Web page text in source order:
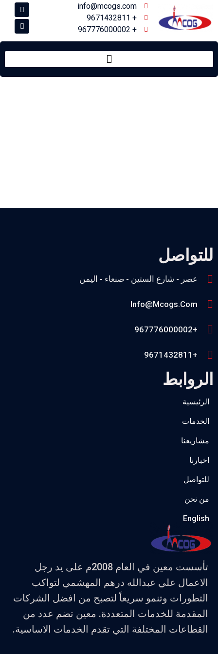
info@mcogs.com
+ 9671432811
+ 967776000002
للتواصل
عصر - شارع الستين - صنعاء - اليمن
Info@mcogs.com
+967776000002
+9671432811
الروابط
الرئيسية
الخدمات
مشاريعنا
اخبارنا
للتواصل
من نحن
English
تأسست معين في العام 2008م على يد رجل
الاعمال علي عبدالله درهم المهشمي لتواكب
التطورات وتنمو سريعاً لتصبح من افضل الشركات
المقدمة للخدمات المتعددة. معين تضم عدد من
القطاعات المختلفة التي تقدم الخدمات الاساسية.